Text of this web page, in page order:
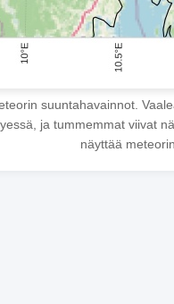
suuntahavainnot.
ja tummemmat viivat
näyttää